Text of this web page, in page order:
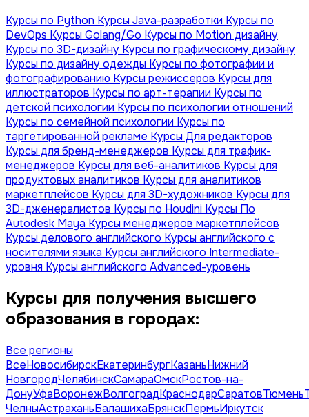
Курсы по Python Курсы Java-разработки Курсы по
DevOps Курсы Golang/Go Курсы по Motion дизайну
Курсы по 3D-дизайну Курсы по графическому дизайну
Курсы по дизайну одежды Курсы по фотографии и
фотографированию Курсы режиссеров Курсы для
иллюстраторов Курсы по арт-терапии Курсы по
детской психологии Курсы по психологии отношений
Курсы по семейной психологии Курсы по
таргетированной рекламе Курсы Для редакторов
Курсы для бренд-менеджеров Курсы для трафик-
менеджеров Курсы для веб-аналитиков Курсы для
продуктовых аналитиков Курсы для аналитиков
маркетплейсов Курсы для 3D-художников Курсы для
3D-дженералистов Курсы по Houdini Курсы По
Autodesk Maya Курсы менеджеров маркетплейсов
Курсы делового английского Курсы английского с
носителями языка Курсы английского Intermediate-
уровня Курсы английского Advanced-уровень
Курсы для получения высшего
образования в городах:
Все регионы
ВсеНовосибирскЕкатеринбургКазаньНижний
НовгородЧелябинскСамараОмскРостов-на-
ДонуУфаВоронежВолгоградКраснодарСаратовТюмень
ЧелныАстраханьБалашихаБрянскПермьИркутск